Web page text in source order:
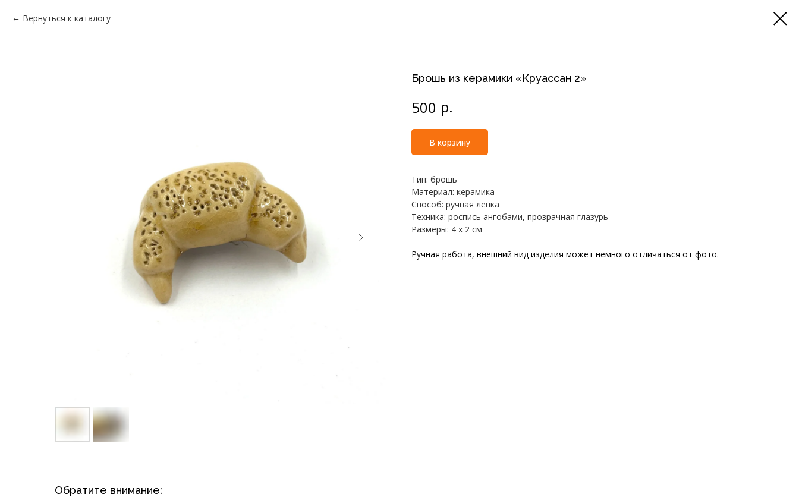
Вернуться к каталогу
Брошь из керамики «Круассан 2»
500 р.
В корзину
Тип: брошь
Материал: керамика
Способ: ручная лепка
Техника: роспись ангобами, прозрачная глазурь
Размеры: 4 х 2 см
Ручная работа, внешний вид изделия может немного отличаться от фото.
Обратите внимание: